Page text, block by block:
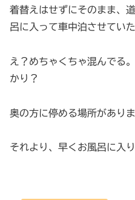
着替えはせずにそのまま、
呂に入って車中泊させていた
え？めちゃくちゃ混んでる
かり？
奥の方に停める場所がありま
それより、早くお風呂に入り